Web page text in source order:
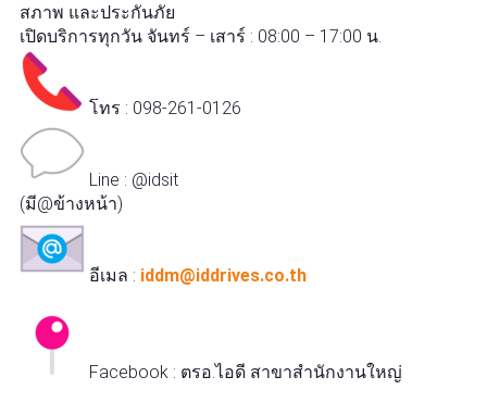
สภาพ และประกันภัย
เปิดบริการทุกวัน จันทร์ – เสาร์ : 08:00 – 17:00 น.
โทร : 098-261-0126
Line : @idsit
(มี@ข้างหน้า)
อีเมล : iddm@iddrives.co.th
Facebook : ตรอ.ไอดี สาขาสำนักงานใหญ่